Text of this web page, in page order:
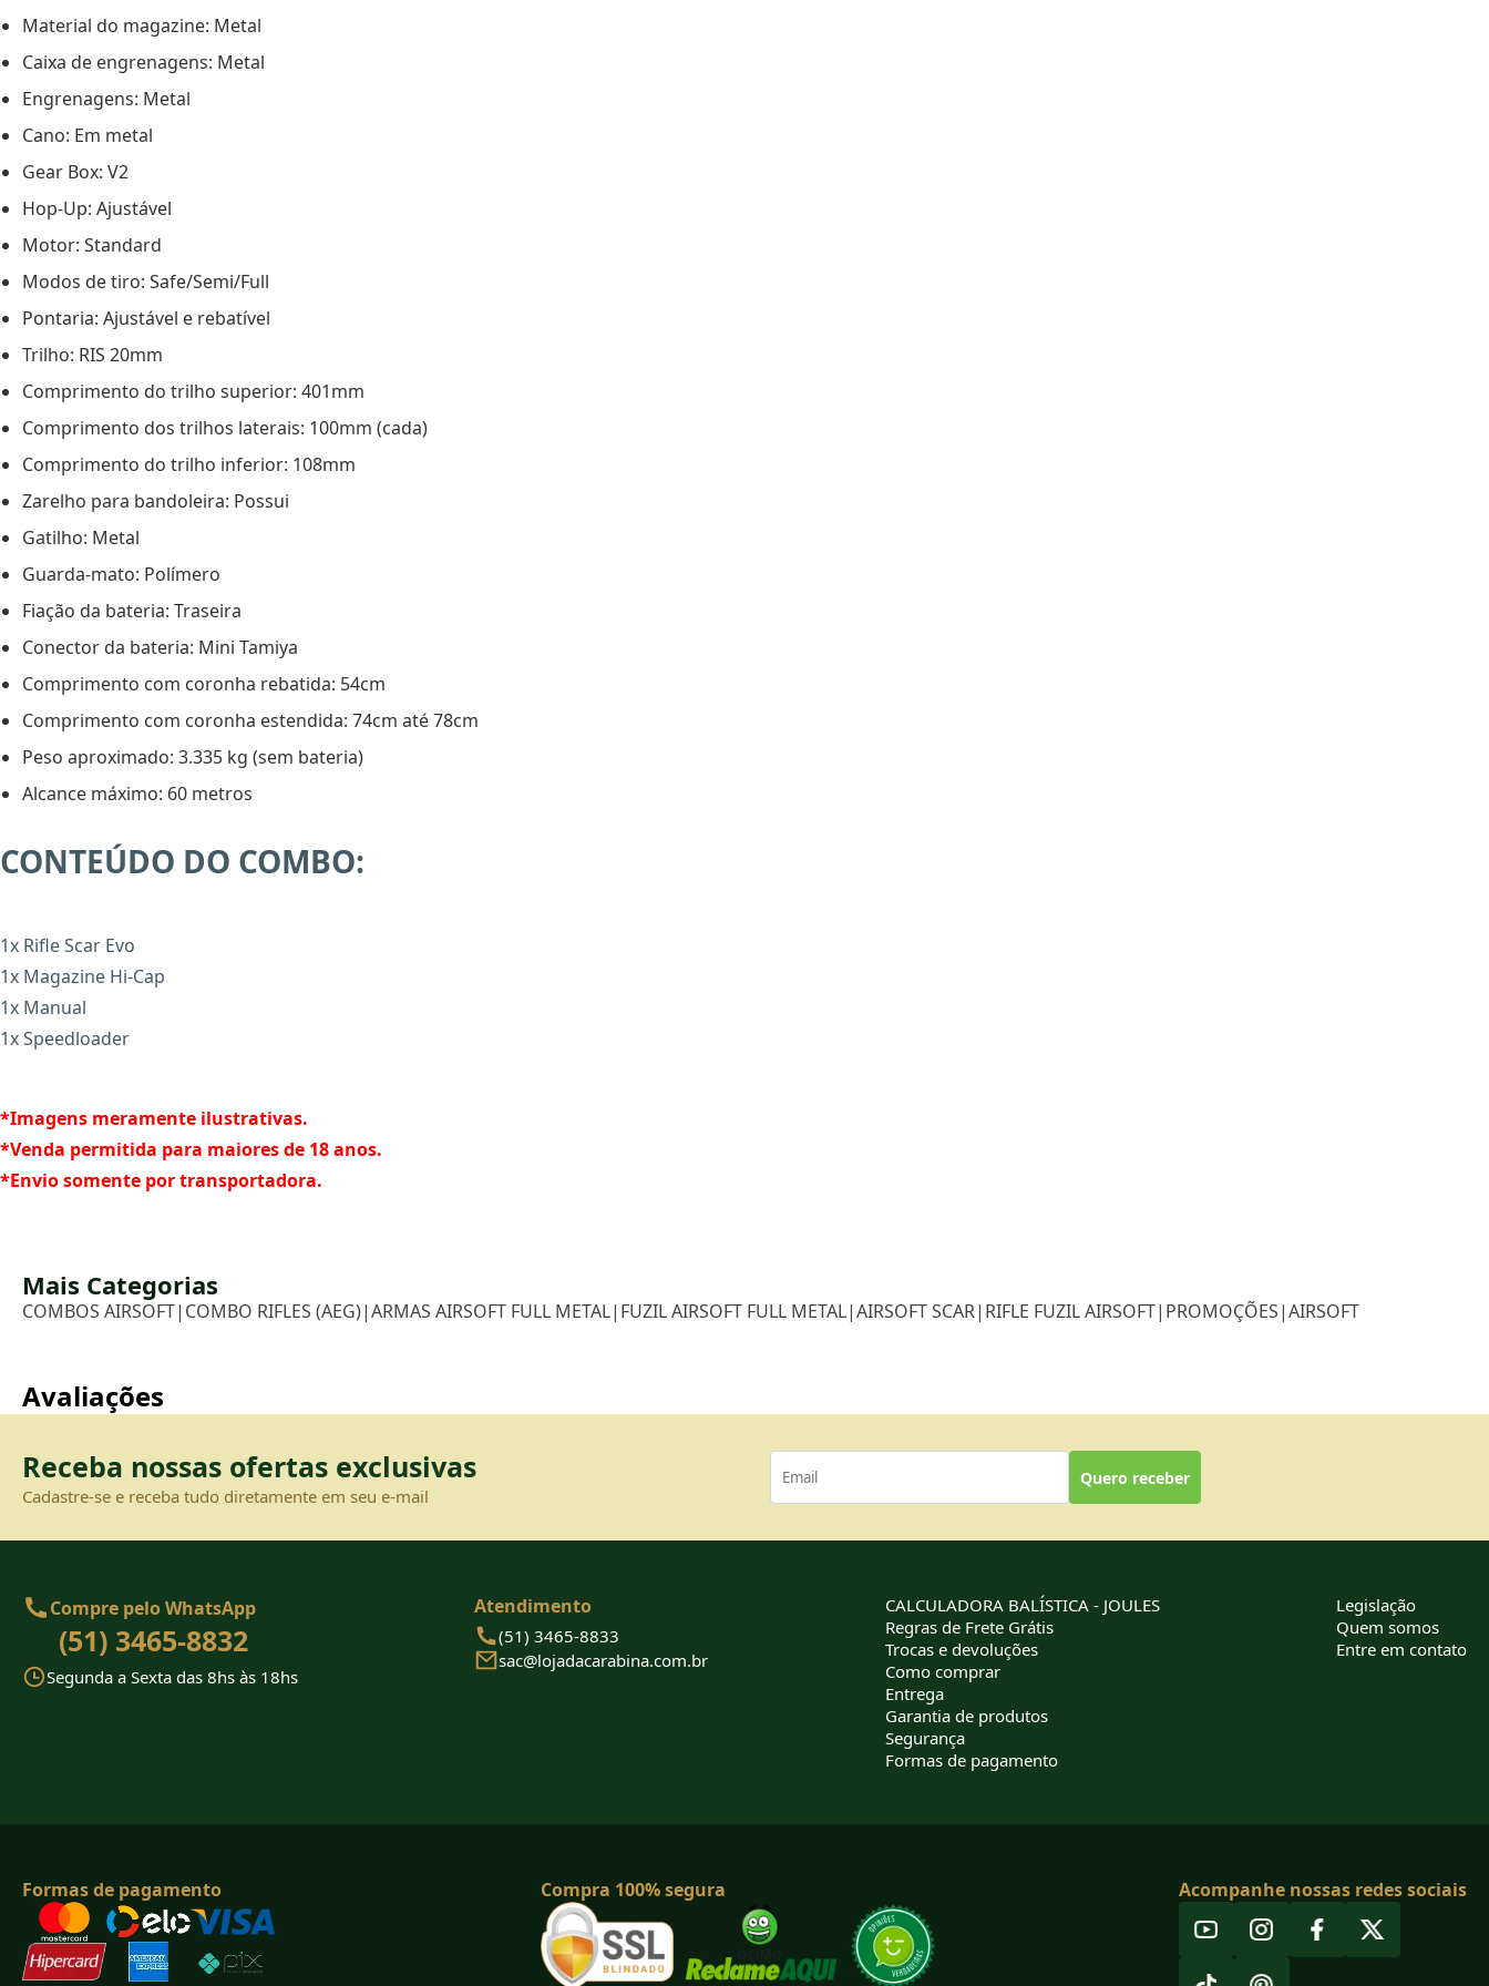
Material do magazine: Metal
Caixa de engrenagens: Metal
Engrenagens: Metal
Cano: Em metal
Gear Box: V2
Hop-Up: Ajustável
Motor: Standard
Modos de tiro: Safe/Semi/Full
Pontaria: Ajustável e rebatível
Trilho: RIS 20mm
Comprimento do trilho superior: 401mm
Comprimento dos trilhos laterais: 100mm (cada)
Comprimento do trilho inferior: 108mm
Zarelho para bandoleira: Possui
Gatilho: Metal
Guarda-mato: Polímero
Fiação da bateria: Traseira
Conector da bateria: Mini Tamiya
Comprimento com coronha rebatida: 54cm
Comprimento com coronha estendida: 74cm até 78cm
Peso aproximado: 3.335 kg (sem bateria)
Alcance máximo: 60 metros
CONTEÚDO DO COMBO:
1x Rifle Scar Evo
1x Magazine Hi-Cap
1x Manual
1x Speedloader
*Imagens meramente ilustrativas.
*Venda permitida para maiores de 18 anos.
*Envio somente por transportadora.
Mais Categorias
COMBOS AIRSOFT| COMBO RIFLES (AEG)|ARMAS AIRSOFT FULL METAL| FUZIL AIRSOFT FULL METAL|AIRSOFT SCAR| RIFLE FUZIL AIRSOFT| PROMOÇÕES|AIRSOFT
Avaliações
Receba nossas ofertas exclusivas
Cadastre-se e receba tudo diretamente em seu e-mail
Quero receber
Compre pelo WhatsApp
(51) 3465-8832
Segunda a Sexta das 8hs às 18hs
Atendimento
(51) 3465-8833
sac@lojadacarabina.com.br
CALCULADORA BALÍSTICA - JOULES
Regras de Frete Grátis
Trocas e devoluções
Como comprar
Entrega
Garantia de produtos
Segurança
Formas de pagamento
Legislação
Quem somos
Entre em contato
Formas de pagamento Compra 100% segura Acompanhe nossas redes sociais